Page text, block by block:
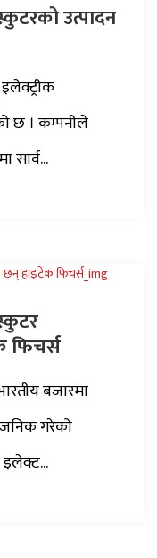
उत्पादन
छ । कम्पनीले
सार्व...
फिचर्स
बजारमा
गरेको